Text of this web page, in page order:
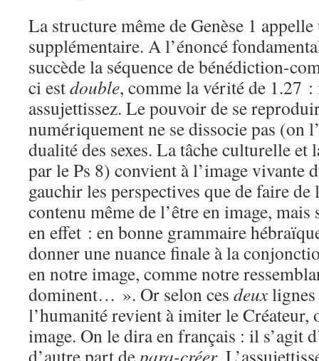
La structure même de Genèse 1 appelle
supplémentaire. A l’énoncé
succède la séquence de bénédiction-
ci estdouble, comme la vérité de 1.27
assujettissez. Le pouvoir de se
numériquement ne se dissocie pas (on
dualité des sexes. La tâche culturelle et
par le Ps 8) convient à l’image vivante
gauchir les perspectives que de faire
contenu même de l’être en image,
en effet : en bonne grammaire
donner une nuance finale à la
en notre image, comme notre
dominent… ». Or selon ces deuxlignes
l’humanité revient à imiter le Créateur,
image. On le dira en français : il s’agit
d’autre part de para-créer.